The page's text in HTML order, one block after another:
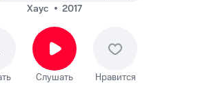
Хаус
2017
Слушать Нравится